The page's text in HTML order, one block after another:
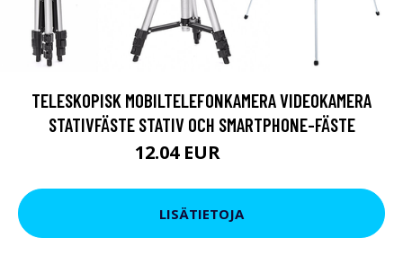
TELESKOPISK MOBILTELEFONKAMERA VIDEOKAMERA
STATIVFÄSTE STATIV OCH SMARTPHONE-FÄSTE
12.04 EUR
LISÄTIETOJA